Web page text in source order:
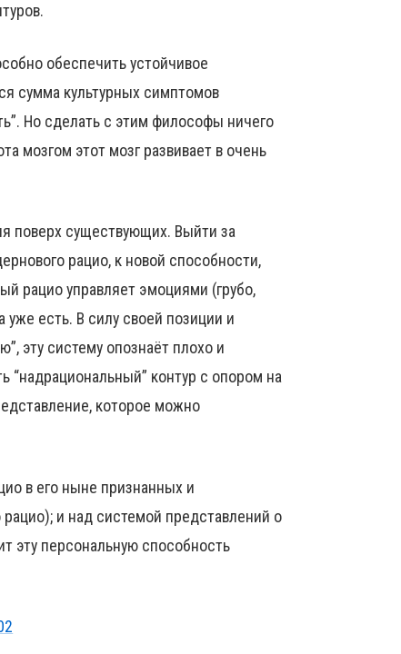
обеспечить устойчивое
сумма культурных симптомов
Но сделать с этим философы ничего
мозгом этот мозг развивает в очень
поверх существующих. Выйти за
рацио, к новой способности,
рацио управляет эмоциями (грубо,
есть. В силу своей позиции и
эту систему опознаёт плохо и
“надрациональный” контур с опором на
которое можно
в его ныне признанных и
и над системой представлений о
эту персональную способность